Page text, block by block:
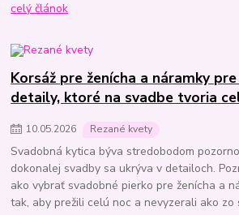
celý článok
Korsáž pre ženícha a náramky
detaily, ktoré na svadbe tvoria
10.05.2026 Rezané kvety
Svadobná kytica býva stredobodom
dokonalej svadby sa ukrýva v detailoch.
ako vybrať svadobné pierko pre ženícha a
tak, aby prežili celú noc a nevyzerali ako zo